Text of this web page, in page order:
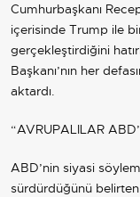
Cumhurbaşkanı
içerisinde Trump ile
gerçekleştirdiğini
Başkanı’nın her
aktardı.
“AVRUPALILAR
ABD’nin siyasi
sürdürdüğünü